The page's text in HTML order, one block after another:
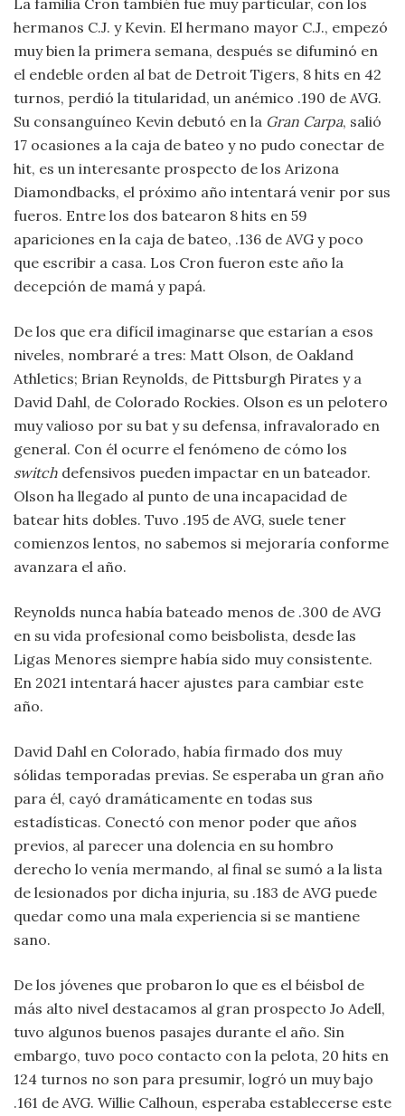
La familia Cron también fue muy particular, con los
hermanos C.J. y Kevin. El hermano mayor C.J., empezó
muy bien la primera semana, después se difuminó en
el endeble orden al bat de Detroit Tigers, 8 hits en 42
turnos, perdió la titularidad, un anémico .190 de AVG.
Su consanguíneo Kevin debutó en la Gran Carpa, salió
17 ocasiones a la caja de bateo y no pudo conectar de
hit, es un interesante prospecto de los Arizona
Diamondbacks, el próximo año intentará venir por sus
fueros. Entre los dos batearon 8 hits en 59
apariciones en la caja de bateo, .136 de AVG y poco
que escribir a casa. Los Cron fueron este año la
decepción de mamá y papá.
De los que era difícil imaginarse que estarían a esos
niveles, nombraré a tres: Matt Olson, de Oakland
Athletics; Brian Reynolds, de Pittsburgh Pirates y a
David Dahl, de Colorado Rockies. Olson es un pelotero
muy valioso por su bat y su defensa, infravalorado en
general. Con él ocurre el fenómeno de cómo los
switch defensivos pueden impactar en un bateador.
Olson ha llegado al punto de una incapacidad de
batear hits dobles. Tuvo .195 de AVG, suele tener
comienzos lentos, no sabemos si mejoraría conforme
avanzara el año.
Reynolds nunca había bateado menos de .300 de AVG
en su vida profesional como beisbolista, desde las
Ligas Menores siempre había sido muy consistente.
En 2021 intentará hacer ajustes para cambiar este
año.
David Dahl en Colorado, había firmado dos muy
sólidas temporadas previas. Se esperaba un gran año
para él, cayó dramáticamente en todas sus
estadísticas. Conectó con menor poder que años
previos, al parecer una dolencia en su hombro
derecho lo venía mermando, al final se sumó a la lista
de lesionados por dicha injuria, su .183 de AVG puede
quedar como una mala experiencia si se mantiene
sano.
De los jóvenes que probaron lo que es el béisbol de
más alto nivel destacamos al gran prospecto Jo Adell,
tuvo algunos buenos pasajes durante el año. Sin
embargo, tuvo poco contacto con la pelota, 20 hits en
124 turnos no son para presumir, logró un muy bajo
.161 de AVG. Willie Calhoun, esperaba establecerse este